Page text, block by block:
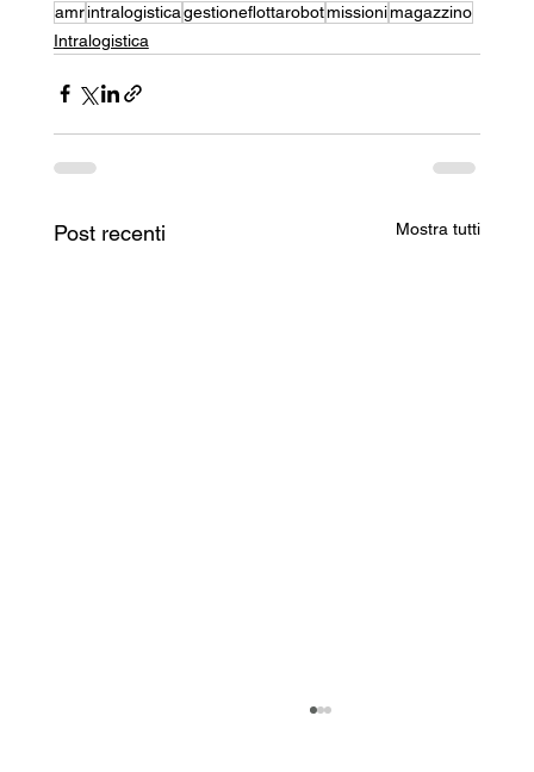
amr intralogisticagestioneflottarobotmissionimagazzino
Intralogistica
Post recenti Mostra tutti